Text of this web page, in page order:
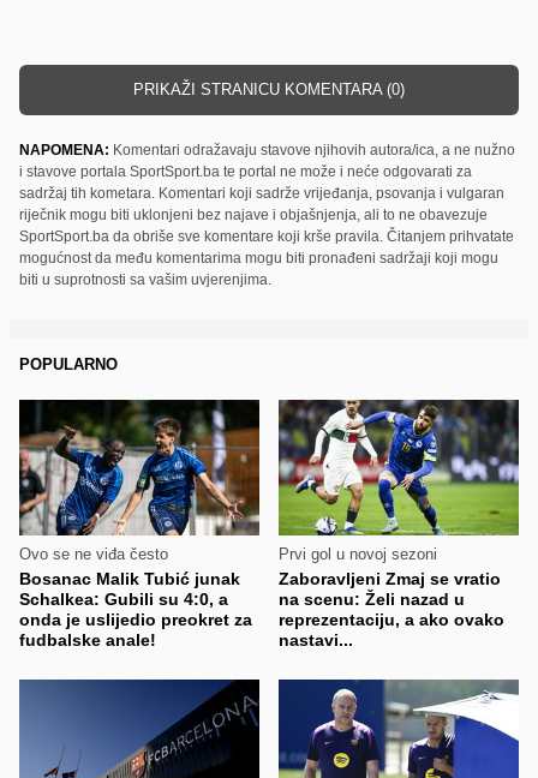
PRIKAŽI STRANICU KOMENTARA (0)
NAPOMENA: Komentari odražavaju stavove njihovih autora/ica, a ne nužno
i stavove portala SportSport.ba te portal ne može i neće odgovarati za
sadržaj tih kometara. Komentari koji sadrže vrijeđanja, psovanja i vulgaran
riječnik mogu biti uklonjeni bez najave i objašnjenja, ali to ne obavezuje
SportSport.ba da obriše sve komentare koji krše pravila. Čitanjem prihvatate
mogućnost da među komentarima mogu biti pronađeni sadržaji koji mogu
biti u suprotnosti sa vašim uvjerenjima.
POPULARNO
Ovo se ne viđa često
Bosanac Malik Tubić junak
Schalkea: Gubili su 4:0, a
onda je uslijedio preokret za
fudbalske anale!
Prvi gol u novoj sezoni
Zaboravljeni Zmaj se vratio
na scenu: Želi nazad u
reprezentaciju, a ako ovako
nastavi...